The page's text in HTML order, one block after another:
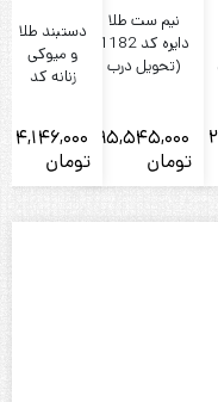
نیم ست طلا
دایره کد 1182
(تحویل درب
95,545,000
تومان
دستبند طلا
و میوکی
زنانه کد
4,146,000
تومان